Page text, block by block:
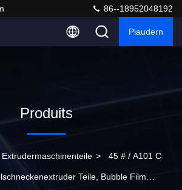
86--18952048192
Plaudern
Produits
Extrudermaschinenteile > 45 # / A101 C
Teile, Bubble Film